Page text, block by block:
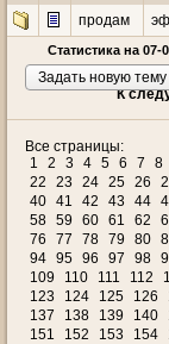
продам
Статистика на 07-
Задать новую тему
К
Все страницы:
1
2 3 4 5 6 7 8
22
23 24 25 26
40 41 42 43 44
58 59 60 61 62
76
77 78 79 80
94 95 96 97 98
109
110 111 112
123
124 125 126
137
138 139 140
151
152 153 154